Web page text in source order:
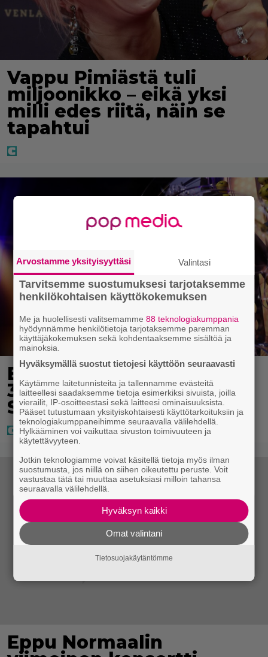
Vappu Pimiästä tuli
miljoonikko – eikä yksi
milli edes riitä, näin se
tapahtui
Eurojackpotissa poksahti
32,7 miljoonaa, ja tänne
Suomen isoin voitto meni
Eppu Normaalin
Arvostamme yksityisyyttäsi Valintasi
Tarvitsemme suostumuksesi tarjotaksemme
henkilökohtaisen käyttökokemuksen
Me ja huolellisesti valitsemamme88 teknologiakumppania
hyödynnämme henkilötietoja tarjotaksemme paremman
käyttäjäkokemuksen sekä kohdentaaksemme sisältöä ja
mainoksia.
Hyväksymällä suostut tietojesi käyttöön seuraavasti
Käytämme laitetunnisteita ja tallennamme evästeitä
laitteellesi saadaksemme tietoja esimerkiksi sivuista, joilla
vierailit, IP-osoitteestasi sekä laitteesi ominaisuuksista.
Pääset tutustumaan yksityiskohtaisesti käyttötarkoituksiin ja
teknologiakumppaneihimme seuraavalla välilehdellä.
Hylkääminen voi vaikuttaa sivuston toimivuuteen ja
käytettävyyteen.
Jotkin teknologiamme voivat käsitellä tietoja myös ilman
suostumusta, jos niillä on siihen oikeutettu peruste. Voit
vastustaa tätä tai muuttaa asetuksiasi milloin tahansa
seuraavalla välilehdellä.
Hyväksyn kaikki
Omat valintani
Tietosuojakäytäntömme